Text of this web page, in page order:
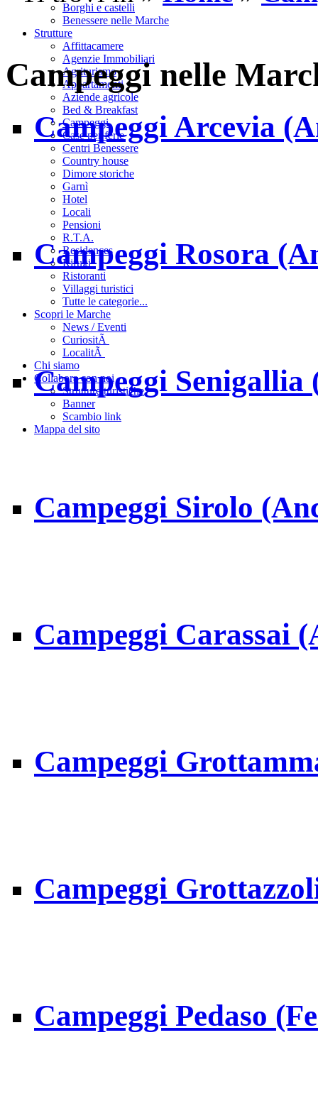
Borghi e castelli
Benessere nelle Marche
Strutture
Affittacamere
Agenzie Immobiliari
Agriturismo
Appartamenti
Aziende agricole
Bed & Breakfast
Campeggi
Case per ferie
Centri Benessere
Country house
Dimore storiche
Garnì
Hotel
Locali
Pensioni
R.T.A.
Residences
Rifugi
Ristoranti
Villaggi turistici
Tutte le categorie...
Scopri le Marche
News / Eventi
CuriositÃ
LocalitÃ
Chi siamo
Collabora con noi
Strutture turistiche
Banner
Scambio link
Mappa del sito
Campeggi nelle
Campeggi Arcevia
Campeggi Rosora
Campeggi Senigallia
Campeggi Sirolo
Campeggi Carassai
Campeggi
Campeggi
Campeggi Pedaso